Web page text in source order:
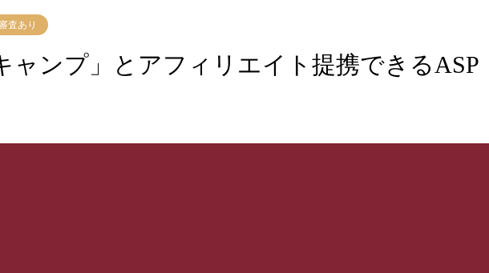
査あり
ャンプ」とアフィリエイト提携できるASP